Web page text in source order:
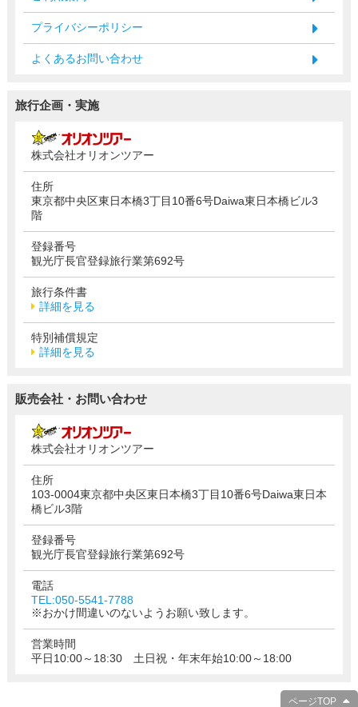
プライバシーポリシー
よくあるお問い合わせ
旅行企画・実施
株式会社オリオンツアー
住所
東京都中央区東日本橋3丁目10番6号Daiwa東日本橋ビル3
階
登録番号
観光庁長官登録旅行業第692号
旅行条件書
詳細を見る
特別補償規定
詳細を見る
販売会社・お問い合わせ
株式会社オリオンツアー
住所
103-0004東京都中央区東日本橋3丁目10番6号Daiwa東日本
橋ビル3階
登録番号
観光庁長官登録旅行業第692号
電話
TEL:050-5541-7788
※おかけ間違いのないようお願い致します。
営業時間
平日10:00～18:30 土日祝・年末年始10:00～18:00
ページTOP